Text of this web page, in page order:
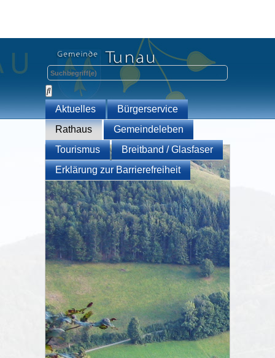
Aktuelles
Bürgerservice
Rathaus
Gemeindeleben
Tourismus
Breitband / Glasfaser
Erklärung zur Barrierefreiheit